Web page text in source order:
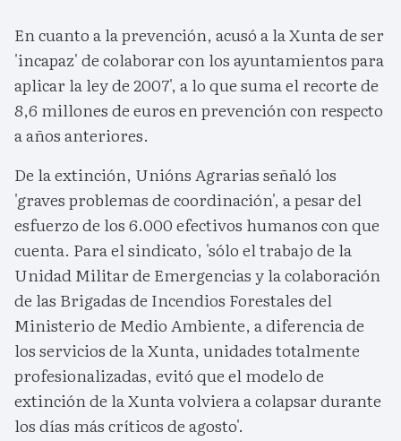
En cuanto a la prevención, acusó a la Xunta de ser
'incapaz' de colaborar con los ayuntamientos para
aplicar la ley de 2007', a lo que suma el recorte de
8,6 millones de euros en prevención con respecto
a años anteriores.
De la extinción, Unións Agrarias señaló los
'graves problemas de coordinación', a pesar del
esfuerzo de los 6.000 efectivos humanos con que
cuenta. Para el sindicato, 'sólo el trabajo de la
Unidad Militar de Emergencias y la colaboración
de las Brigadas de Incendios Forestales del
Ministerio de Medio Ambiente, a diferencia de
los servicios de la Xunta, unidades totalmente
profesionalizadas, evitó que el modelo de
extinción de la Xunta volviera a colapsar durante
los días más críticos de agosto'.